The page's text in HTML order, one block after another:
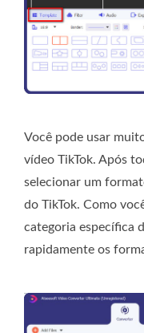
Você pode usar
vídeo TikTok. Após
selecionar um
do TikTok. Como
categoria específica
rapidamente os